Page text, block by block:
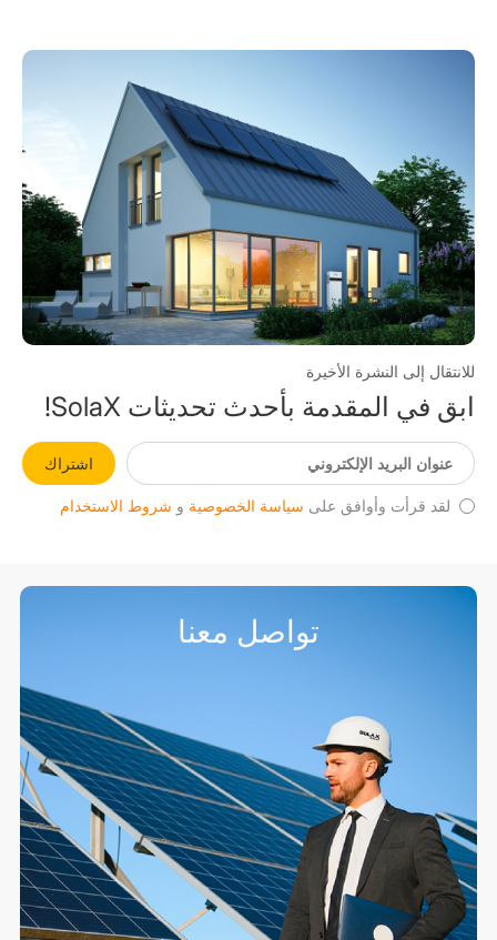
للانتقال إلى النشرة الأخيرة
ابق في المقدمة بأحدث تحديثات SolaX!
اشتراك
لقد قرأت وأوافق على سياسة الخصوصية و شروط الاستخدام
تواصل معنا